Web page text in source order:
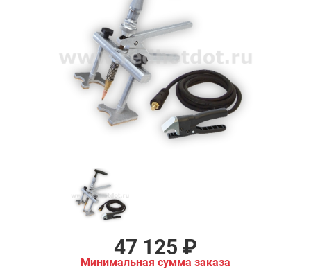
47 125 ₽
Минимальная сумма заказа
Добавить в корзину
Купить в 1 клик
В кредит от 1 571 руб/